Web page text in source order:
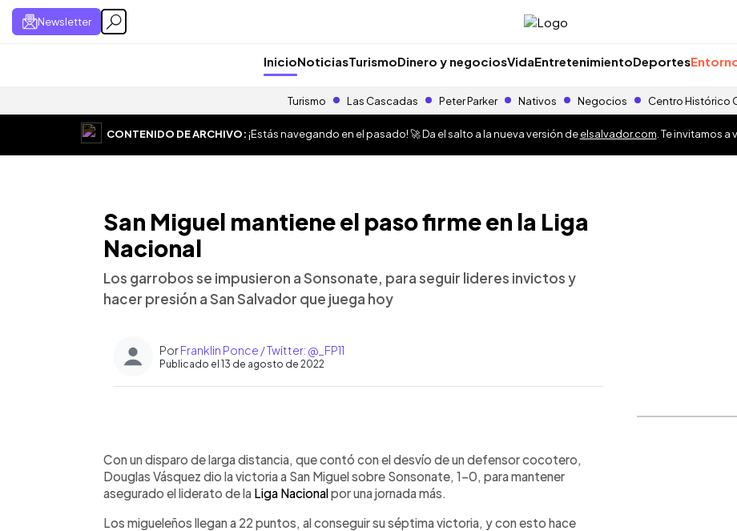
Newsletter
InicioNoticiasTurismoDinero y negociosVidaEntretenimientoDeportes
Turismo Las Cascadas Peter Parker Nativos Negocios Centro Histórico
CONTENIDO DE ARCHIVO:¡Estás navegando en el pasado! 🚀 Da el salto a la nueva versión deelsalvador.com . Te invitamos
San Miguel mantiene el paso firme en la Liga
Nacional
Los garrobos se impusieron a Sonsonate, para seguir lideres invictos y
hacer presión a San Salvador que juega hoy
PorFranklin Ponce / Twitter: @_FP11
Publicado el 13 de agosto de 2022
► Escuchar artículo
Con un disparo de larga distancia, que contó con el desvío de un defensor cocotero,
Douglas Vásquez dio la victoria a San Miguel sobre Sonsonate, 1-0, para mantener
asegurado el liderato de la Liga Nacionalpor una jornada más.
Los migueleños llegan a 22 puntos, al conseguir su séptima victoria, y con esto hace